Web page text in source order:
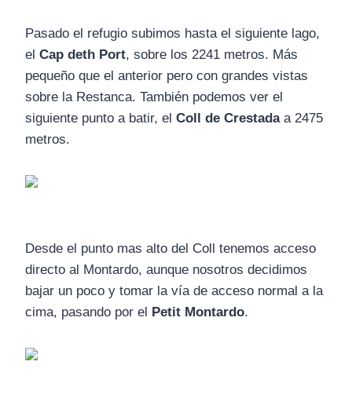
Pasado el refugio subimos hasta el siguiente lago,
el Cap deth Port, sobre los 2241 metros. Más
pequeño que el anterior pero con grandes vistas
sobre la Restanca. También podemos ver el
siguiente punto a batir, el Coll de Crestadaa 2475
metros.
Desde el punto mas alto del Coll tenemos acceso
directo al Montardo, aunque nosotros decidimos
bajar un poco y tomar la vía de acceso normal a la
cima, pasando por el Petit Montardo.